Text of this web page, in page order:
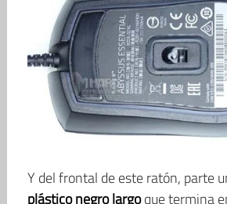
Y del frontal de este ratón, parte
plástico negro largoque termina